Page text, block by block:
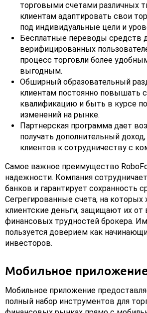
торговыми счетами различных
клиентам адаптировать свои
под индивидуальные цели и
Бесплатные переводы средств
верифицированных
процесс торговли более
выгодным.
Обширный образовательный
клиентам постоянно повышать
квалификацию и быть в курсе
изменений на рынке.
Партнерская программа дает
получать дополнительный
клиентов к сотрудничеству с
Самое важное преимущество
надежности. Компания
банков и гарантирует сохранность
Сегрегированные счета, на которых
клиентские деньги, защищают их
финансовых трудностей брокера.
пользуется доверием как
инвесторов.
Мобильное
Мобильное приложение
полный набор инструментов для